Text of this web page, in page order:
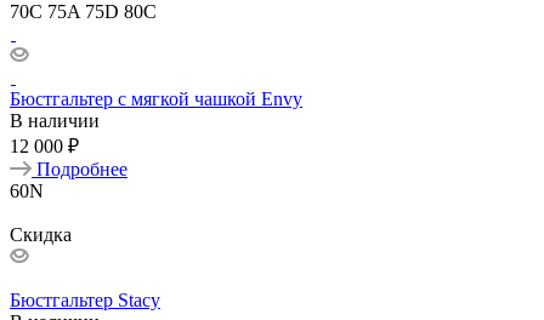
70C 75A 75D 80C
Бюстгальтер с мягкой чашкой Envy
В наличии
12 000 ₽
Подробнее
60N
Скидка
Бюстгальтер Stacy